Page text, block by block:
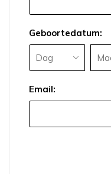
Geboortedatum:
Email: